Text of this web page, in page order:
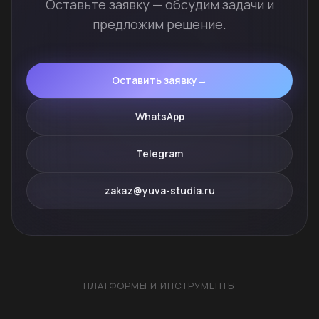
Оставьте заявку — обсудим задачи и
предложим решение.
Оставить заявку →
WhatsApp
Telegram
zakaz@yuva-studia.ru
ПЛАТФОРМЫ И ИНСТРУМЕНТЫ